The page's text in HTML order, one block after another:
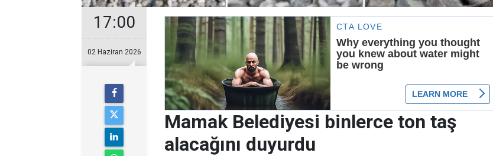
17:00
02 Haziran 2026
Mamak Belediyesi binlerce ton taş
alacağını duyurdu